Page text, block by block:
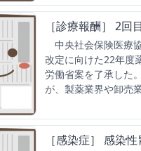
［診療報酬］ 2
中央社会保険医療
改定に向けた22年度
労働省案を了承した
が、製薬業界や卸売
［感染症］ 感染